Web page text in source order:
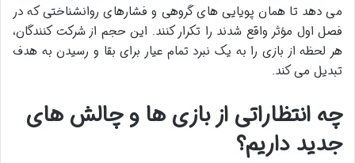
می دهد تا همان پویایی های گروهی و فشارهای روانشناختی که در
فصل اول مؤثر واقع شدند را تکرار کنند. این حجم از شرکت کنندگان،
هر لحظه از بازی را به یک نبرد تمام عیار برای بقا و رسیدن به هدف
تبدیل می کند.
چه انتظاراتی از بازی ها و چالش های
جدید داریم؟